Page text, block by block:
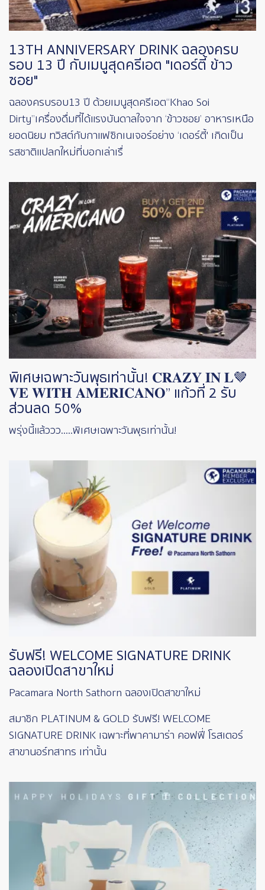
13TH ANNIVERSARY DRINK ฉลองครบ
รอบ 13 ปี กับเมนูสุดครีเอต "เดอร์ตี้ ข้าว
ซอย"
ฉลองครบรอบ 13 ปี ด้วยเมนูสุดครีเอต “Khao Soi
Dirty”เครื่องดื่มที่ได้แรงบันดาลใจจาก ‘ข้าวซอย’ อาหารเหนือ
ยอดนิยม ทวิสต์กับกาแฟซิกเนเจอร์อย่าง ‘เดอร์ตี้' เกิดเป็น
รสชาติแปลกใหม่ที่บอกเล่าเรื่
Image
พิเศษเฉพาะวันพุธเท่านั้น! 𝐂𝐑𝐀𝐙𝐘 𝐈𝐍 𝐋🤎
𝐕𝐄 𝐖𝐈𝐓𝐇 𝐀𝐌𝐄𝐑𝐈𝐂𝐀𝐍𝐎” แก้วที่ 2 รับ
ส่วนลด 50%
พรุ่งนี้แล้ววว.....พิเศษเฉพาะวันพุธเท่านั้น!
Image
รับฟรี! WELCOME SIGNATURE DRINK
ฉลองเปิดสาขาใหม่
Pacamara North Sathorn ฉลองเปิดสาขาใหม่
สมาชิก PLATINUM & GOLD รับฟรี! WELCOME
SIGNATURE DRINK เฉพาะที่พาคามาร่า คอฟฟี่ โรสเตอร์
สาขานอร์ทสาทร เท่านั้น
Image